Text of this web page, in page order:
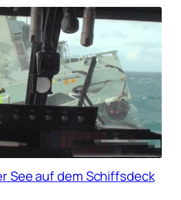
See auf dem Schiffsdeck